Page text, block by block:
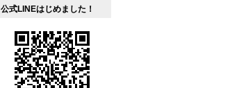
公式LINEはじめました！